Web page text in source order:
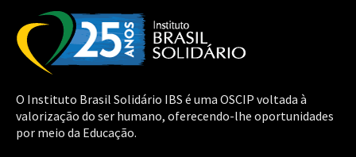
O Instituto Brasil Solidário IBS é uma OSCIP voltada à
valorização do ser humano, oferecendo-lhe oportunidades
por meio da Educação.